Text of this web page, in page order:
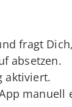
fragt
absetzen.
aktiviert.
manuell